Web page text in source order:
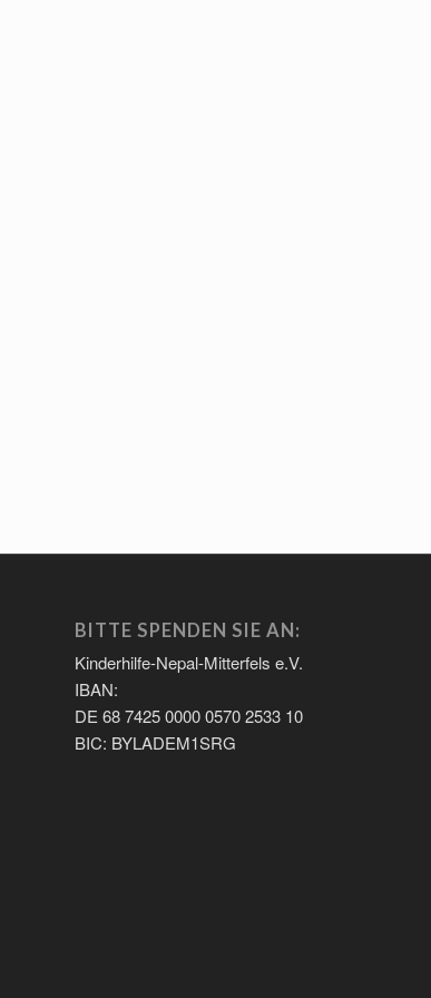
BITTE SPENDEN SIE AN:
Kinderhilfe-Nepal-Mitterfels e.V.
IBAN:
DE 68 7425 0000 0570 2533 10
BIC: BYLADEM1SRG